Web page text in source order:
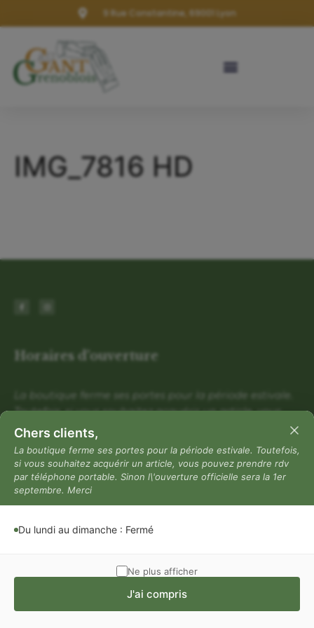
9 Rue Constantine, 69001 Lyon
IMG_7816 HD
Horaires d'ouverture
La boutique ferme ses portes pour la période estivale.
Toutefois, si vous souhaitez acquérir un article, vous
pouvez prendre rdv par téléphone portable. Sinon
l\'ouverture officielle sera la 1er septembre. Merci
Du lundi au dimanche : Fermé
Mentions légales
Politique de confidentialité
Chers clients,
La boutique ferme ses portes pour la période estivale. Toutefois,
si vous souhaitez acquérir un article, vous pouvez prendre rdv
par téléphone portable. Sinon l\'ouverture officielle sera la 1er
septembre. Merci
Du lundi au dimanche : Fermé
Ne plus afficher
J'ai compris